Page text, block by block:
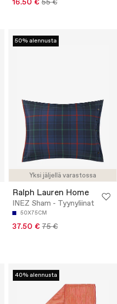
16.50 € 55 €
Yksi jäljellä varastossa
50% alennusta
Ralph Lauren Home
INEZ Sham - Tyynyliinat
50X75CM
37.50 € 75 €
40% alennusta